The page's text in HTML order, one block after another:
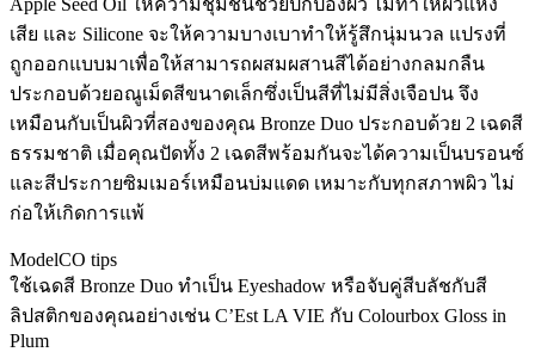
เสีย และ Silicone จะให้ความบางเบาทำให้รู้สึกนุ่มนวล แปรงที่
ถูกออกแบบมาเพื่อให้สามารถผสมผสานสีได้อย่างกลมกลืน
ประกอบด้วยอณูเม็ดสีขนาดเล็กซึ่งเป็นสีที่ไม่มีสิ่งเจือปน จึง
เหมือนกับเป็นผิวที่สองของคุณ Bronze Duo ประกอบด้วย 2 เฉดสี
ธรรมชาติ เมื่อคุณปัดทั้ง 2 เฉดสีพร้อมกันจะได้ความเป็นบรอนซ์
และสีประกายซิมเมอร์เหมือนบ่มแดด เหมาะกับทุกสภาพผิว ไม่
ก่อให้เกิดการแพ้
ModelCO tips
ใช้เฉดสี Bronze Duo ทำเป็น Eyeshadow หรือจับคู่สีบลัชกับสี
ลิปสติกของคุณอย่างเช่น C’Est LA VIE กับ Colourbox Gloss in
Plum